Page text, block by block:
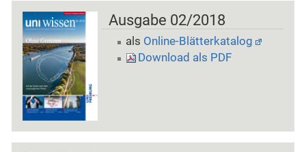
Ausgabe 02/2018
als Online-Blätterkatalog
Download als PDF